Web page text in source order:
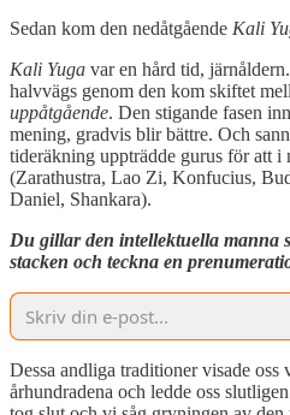
Sedan kom den nedåtgående Kali
Kali Yuga var en hård tid,
halvvägs genom den kom skiftet
uppåtgående. Den stigande fasen
mening, gradvis blir bättre. Och
tideräkning uppträdde gurus för att i
(Zarathustra, Lao Zi, Konfucius,
Daniel, Shankara).
Du gillar den intellektuella manna
stacken och teckna en
Dessa andliga traditioner visade oss
århundradena och ledde oss